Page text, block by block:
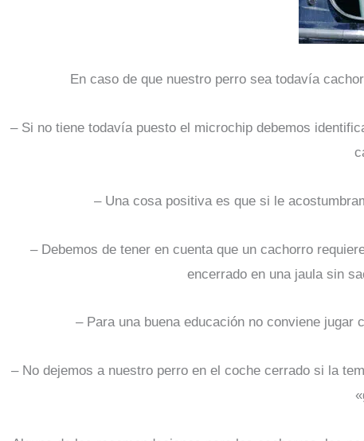
En caso de que nuestro perro sea todavía
– Si no tiene todavía puesto el microchip debemos
– Una cosa positiva es que si le
– Debemos de tener en cuenta que un cachorro
encerrado en una jaula sin
– Para una buena educación no conviene
– No dejemos a nuestro perro en el coche cerrado si la